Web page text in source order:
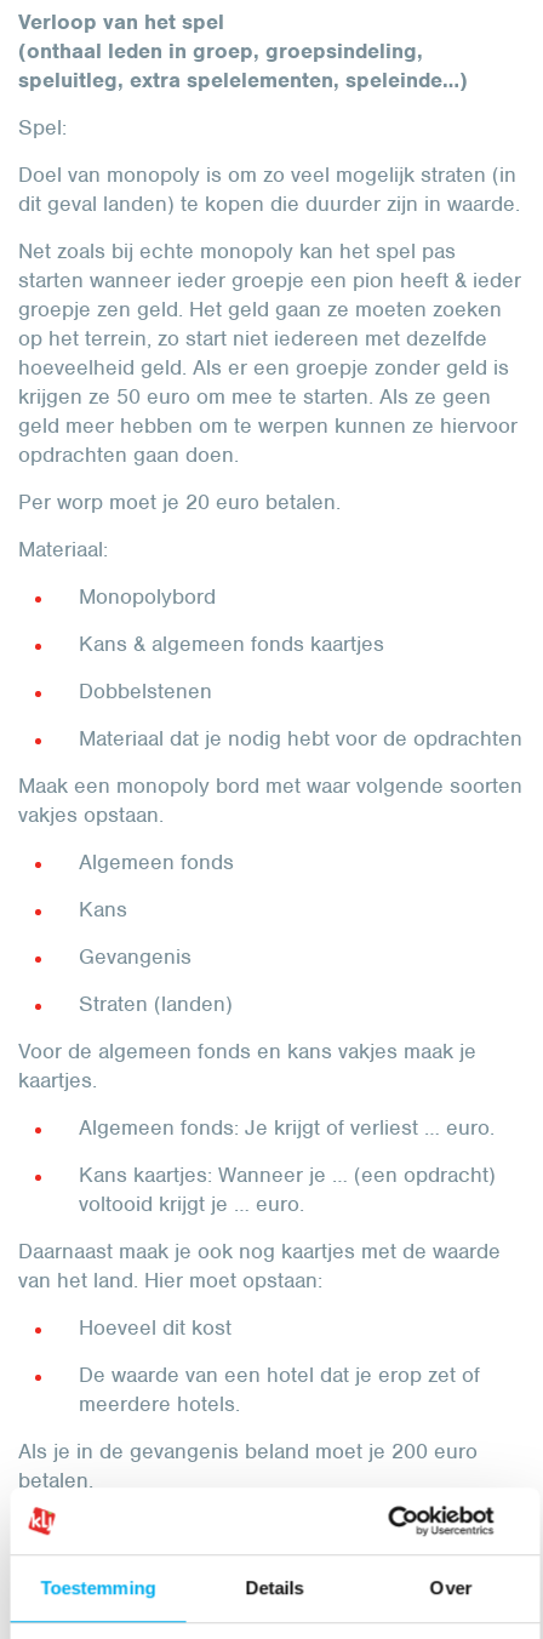
Toestemming Details Over
Verloop van het spel
(onthaal leden in groep, groepsindeling,
speluitleg, extra spelelementen, speleinde…)
Spel:
Doel van monopoly is om zo veel mogelijk straten (in
dit geval landen) te kopen die duurder zijn in waarde.
Net zoals bij echte monopoly kan het spel pas
starten wanneer ieder groepje een pion heeft & ieder
groepje zen geld. Het geld gaan ze moeten zoeken
op het terrein, zo start niet iedereen met dezelfde
hoeveelheid geld. Als er een groepje zonder geld is
krijgen ze 50 euro om mee te starten. Als ze geen
geld meer hebben om te werpen kunnen ze hiervoor
opdrachten gaan doen.
Per worp moet je 20 euro betalen.
Materiaal:
Monopolybord
Kans & algemeen fonds kaartjes
Dobbelstenen
Materiaal dat je nodig hebt voor de opdrachten
Maak een monopoly bord met waar volgende soorten
vakjes opstaan.
Algemeen fonds
Kans
Gevangenis
Straten (landen)
Voor de algemeen fonds en kans vakjes maak je
kaartjes.
Algemeen fonds: Je krijgt of verliest … euro.
Kans kaartjes: Wanneer je … (een opdracht)
voltooid krijgt je … euro.
Daarnaast maak je ook nog kaartjes met de waarde
van het land. Hier moet opstaan:
Hoeveel dit kost
De waarde van een hotel dat je erop zet of
meerdere hotels.
Als je in de gevangenis beland moet je 200 euro
betalen.
Iedereen kan dezelfde straten kopen en er een hotel
opzetten. Het groepje dat uiteindelijk de meeste
straten heeft met de hoogste waarden en het meeste
geld wint het spel.